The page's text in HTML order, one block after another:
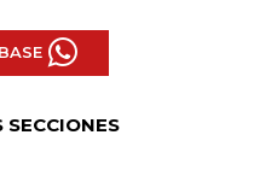
SECCIONES